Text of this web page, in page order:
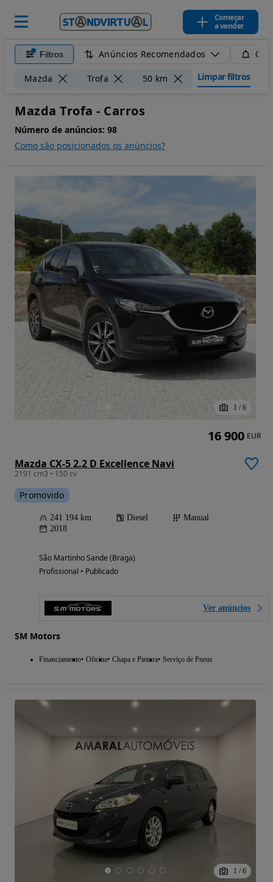
Começar
a vender
Filtros Anúncios Recomendados
Mazda Trofa 50 km Limpar filtros
Mazda Trofa - Carros
Número de anúncios: 98
Como são posicionados os anúncios?
1 / 6
Mazda CX-5 2.2 D Excellence Navi
2191 cm3 • 150 cv
Promovido
241 194 km Diesel
Manual
2018
São Martinho Sande (Braga)
Profissional • Publicado
Ver anúncios
SM Motors
Financiamento Oficina Chapa e Pintura Serviço de Pneus
16 900 EUR
1 / 6